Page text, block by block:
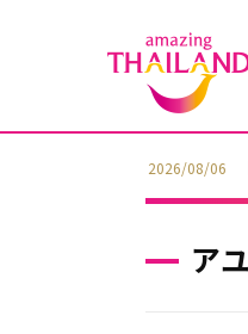
2026/08/05
ア